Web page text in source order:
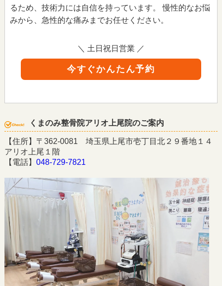
るため、技術力には自信を持っています。 慢性的なお悩
みから、急性的な痛みまでお任せください。
＼ 土日祝日営業 ／
今すぐかんたん予約
くまのみ整骨院アリオ上尾院のご案内
【住所】〒362-0081 埼玉県上尾市壱丁目北２９番地１４
アリオ上尾１階
【電話】 048-729-7821